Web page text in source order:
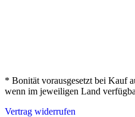
* Bonität vorausgesetzt bei Kauf
wenn im jeweiligen Land
Vertrag widerrufen